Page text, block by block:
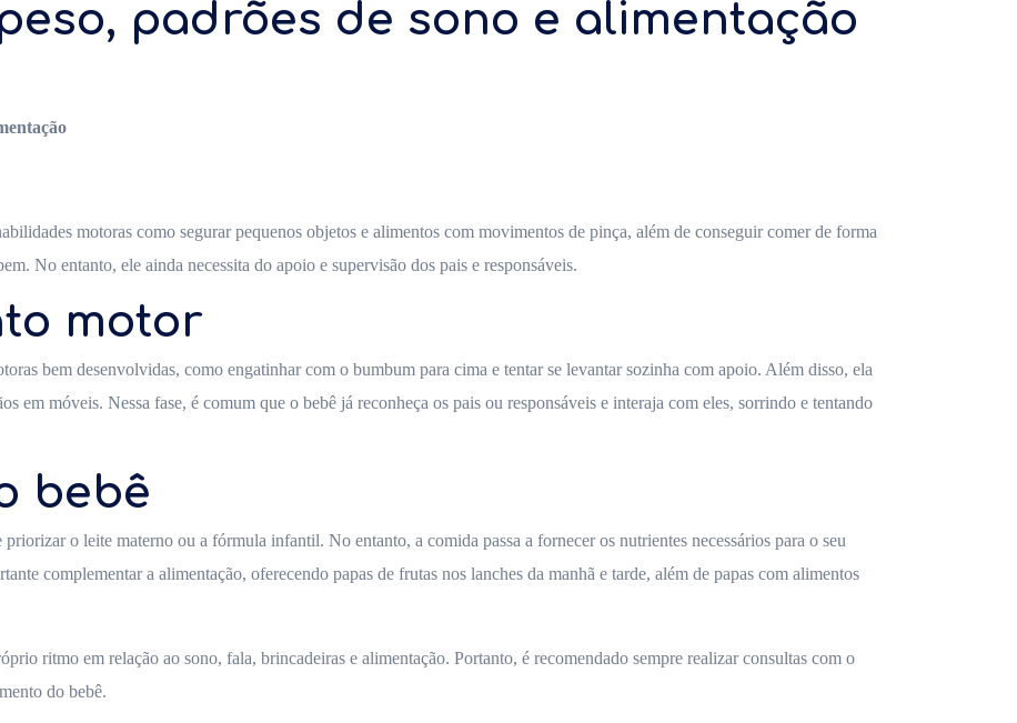
padrões de sono e alimentação
motoras como segurar pequenos objetos e alimentos com movimentos de pinça, além de conseguir comer de forma
No entanto, ele ainda necessita do apoio e supervisão dos pais e responsáveis.
motor
bem desenvolvidas, como engatinhar com o bumbum para cima e tentar se levantar sozinha com apoio. Além disso, ela
em móveis. Nessa fase, é comum que o bebê já reconheça os pais ou responsáveis e interaja com eles, sorrindo e tentando
bebê
o leite materno ou a fórmula infantil. No entanto, a comida passa a fornecer os nutrientes necessários para o seu
complementar a alimentação, oferecendo papas de frutas nos lanches da manhã e tarde, além de papas com alimentos
ritmo em relação ao sono, fala, brincadeiras e alimentação. Portanto, é recomendado sempre realizar consultas com o
do bebê.